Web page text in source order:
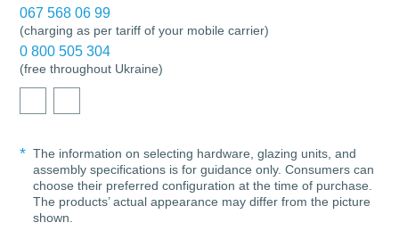
067 568 06 99
(charging as per tariff of your mobile carrier)
0 800 505 304
(free throughout Ukraine)
The information on selecting hardware, glazing units, and
assembly specifications is for guidance only. Consumers can
choose their preferred configuration at the time of purchase.
The products’ actual appearance may differ from the picture
shown.